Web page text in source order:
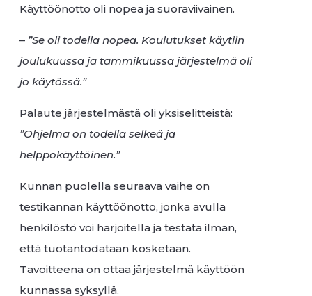
Käyttöönotto oli nopea ja suoraviivainen.
– ”Se oli todella nopea. Koulutukset käytiin
joulukuussa ja tammikuussa järjestelmä oli
jo käytössä.”
Palaute järjestelmästä oli yksiselitteistä:
”Ohjelma on todella selkeä ja
helppokäyttöinen.”
Kunnan puolella seuraava vaihe on
testikannan käyttöönotto, jonka avulla
henkilöstö voi harjoitella ja testata ilman,
että tuotantodataan kosketaan.
Tavoitteena on ottaa järjestelmä käyttöön
kunnassa syksyllä.